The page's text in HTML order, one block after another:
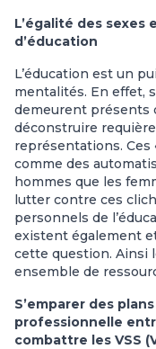
L’égalité des
d’éducation
L’éducation est un
mentalités. En effet,
demeurent présents
déconstruire
représentations.
comme des
hommes que les
lutter contre ces
personnels de
existent également
cette question. Ainsi
ensemble de
S’emparer des
professionnelle
combattre les VSS